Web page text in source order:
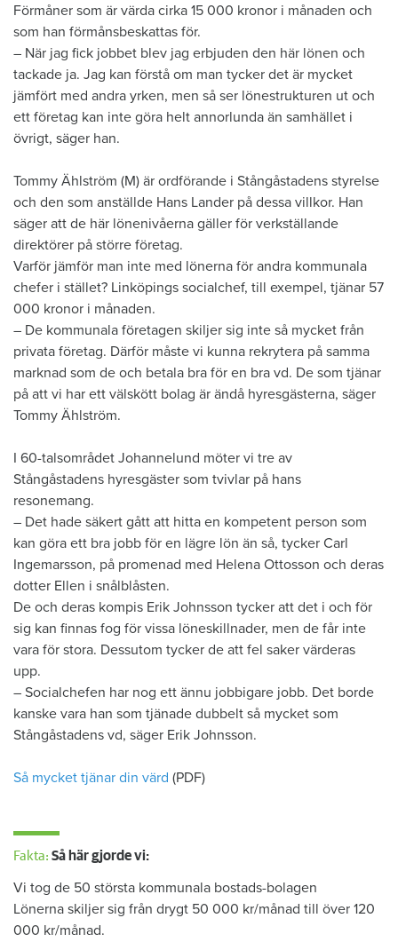
Förmåner som är värda cirka 15 000 kronor i månaden och
som han förmånsbeskattas för.
– När jag fick jobbet blev jag erbjuden den här lönen och
tackade ja. Jag kan förstå om man tycker det är mycket
jämfört med andra yrken, men så ser lönestrukturen ut och
ett företag kan inte göra helt annorlunda än samhället i
övrigt, säger han.
Tommy Ählström (M) är ordförande i Stångåstadens styrelse
och den som anställde Hans Lander på dessa villkor. Han
säger att de här lönenivåerna gäller för verkställande
direktörer på större företag.
Varför jämför man inte med lönerna för andra kommunala
chefer i stället? Linköpings socialchef, till exempel, tjänar 57
000 kronor i månaden.
– De kommunala företagen skiljer sig inte så mycket från
privata företag. Därför måste vi kunna rekrytera på samma
marknad som de och betala bra för en bra vd. De som tjänar
på att vi har ett välskött bolag är ändå hyresgästerna, säger
Tommy Ählström.
I 60-talsområdet Johannelund möter vi tre av
Stångåstadens hyresgäster som tvivlar på hans
resonemang.
– Det hade säkert gått att hitta en kompetent person som
kan göra ett bra jobb för en lägre lön än så, tycker Carl
Ingemarsson, på promenad med Helena Ottosson och deras
dotter Ellen i snålblåsten.
De och deras kompis Erik Johnsson tycker att det i och för
sig kan finnas fog för vissa löneskillnader, men de får inte
vara för stora. Dessutom tycker de att fel saker värderas
upp.
– Socialchefen har nog ett ännu jobbigare jobb. Det borde
kanske vara han som tjänade dubbelt så mycket som
Stångåstadens vd, säger Erik Johnsson.
Så mycket tjänar din värd (PDF)
Fakta: Så här gjorde vi:
Vi tog de 50 största kommunala bostads-bolagen
Lönerna skiljer sig från drygt 50 000 kr/månad till över 120
000 kr/månad.